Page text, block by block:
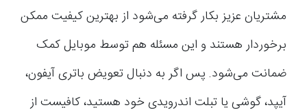
مشتریان عزیز بکار گرفته می‌شود از بهترین کیفیت ممکن
برخوردار هستند و این مسئله هم توسط موبایل کمک
ضمانت می‌شود. پس اگر به دنبال تعویض باتری آیفون،
آیپد، گوشی یا تبلت اندرویدی خود هستید، کافیست از